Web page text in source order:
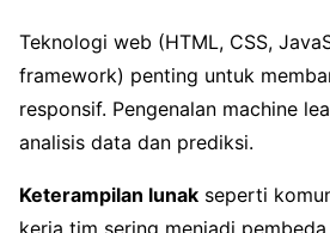
Teknologi web (HTML, CSS,
framework) penting untuk
responsif. Pengenalan machine
analisis data dan prediksi.
Keterampilan lunak seperti
kerja tim sering menjadi